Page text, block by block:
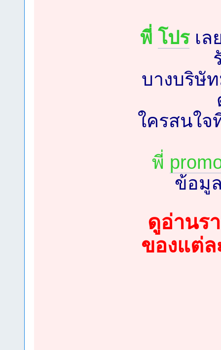
พี่ โปร เ
บางบริษั
ใครสนใ
พี่
ข้อมู
ดูอ่านร
ของแต่